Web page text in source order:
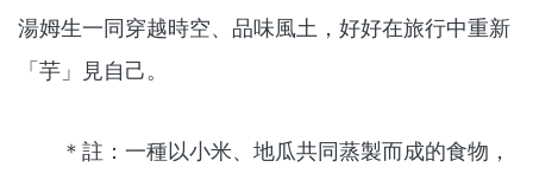
湯姆生一同穿越時空、品味風土，好好在旅行中重新
「芋」見自己。
＊註：一種以小米、地瓜共同蒸製而成的食物，